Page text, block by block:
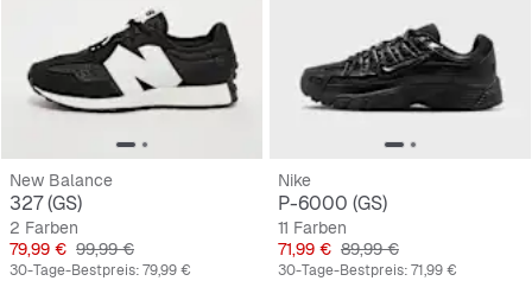
New Balance
327 (GS)
2 Farben
Preis
79,99 € Originalpreis
99,99 €
30-Tage-Bestpreis:79,99 €
Nike
P-6000 (GS)
11 Farben
Preis
71,99 € Originalpreis
89,99 €
30-Tage-Bestpreis:71,99 €